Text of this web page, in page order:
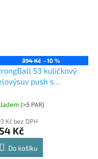
394 Kč –10 %
S3 kuličkový
push s
(>5 PAR)
Kč bez DPH
Kč
Do košíku